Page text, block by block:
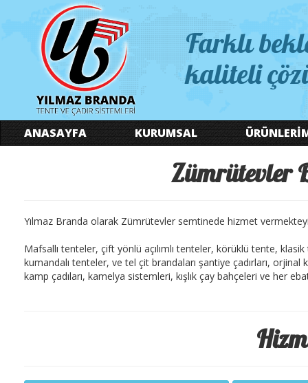
Farklı
kaliteli
ANASAYFA KURUMSAL
Zümrütevler
Yılmaz Branda olarak Zümrütevler semtinede hizmet
Mafsallı tenteler, çift yönlü açılımlı tenteler, körüklü tente,
kumandalı tenteler, ve tel çit brandaları şantiye çadırları,
kamp çadıları, kamelya sistemleri, kışlık çay bahçeleri ve her